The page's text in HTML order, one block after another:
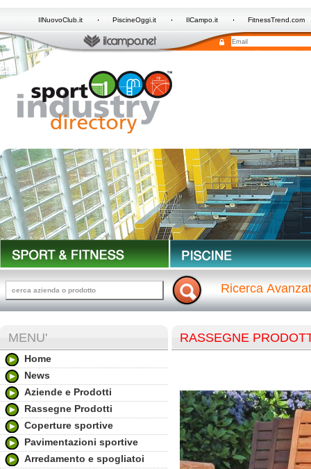
IlNuovoClub.it PiscineOggi.it IlCampo.it FitnessTrend.com
Ricerca
MENU'
Home
News
Aziende e Prodotti
Rassegne Prodotti
Coperture sportive
Pavimentazioni sportive
Arredamento e spogliatoi
RASSEGNE